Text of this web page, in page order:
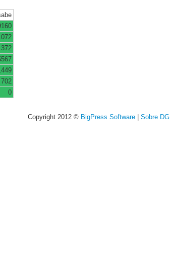
372
702
0
Copyright 2012 © BigPress Software| Sobre DG